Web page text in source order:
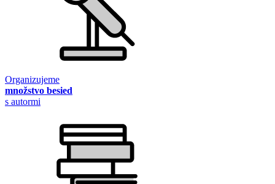
Organizujeme
množstvo besied
s autormi